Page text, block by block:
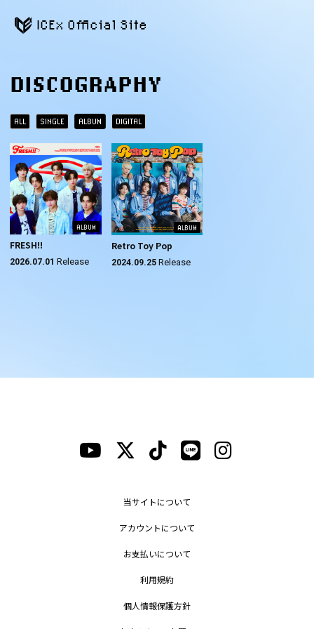
ICEx Official Site
DISCOGRAPHY
ALL SINGLE ALBUM DIGITAL
ALBUM
FRESH!!
2026.07.01 Release
ALBUM
Retro Toy Pop
2024.09.25Release
当サイトについて
アカウントについて
お支払いについて
利用規約
個人情報保護方針